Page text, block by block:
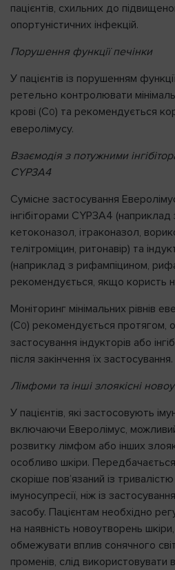
пацієнтів, схильних до
опортуністичних інфекцій.
Порушення функції печінки
У пацієнтів із порушенням
ретельно контролювати
крові (C0) та рекомендується
еверолімусу.
Взаємодія з потужними
CYP3A4
Сумісне застосування
інгібіторами CYP3A4
кетоконазол, ітраконазол,
телітроміцин, ритонавір) та
(наприклад з рифампіцином,
рекомендується, якщо користь
Моніторинг мінімальних рівнів
(С0) рекомендується протягом,
застосування індукторів або
після закінчення їх застосування.
Лімфоми та інші злоякісні
У пацієнтів, які застосовують
включаючи Еверолімус,
розвитку лімфом або інших
особливо шкіри.
скоріше пов’язаний із
імуносупресії, ніж із
засобу. Пацієнтам необхідно
на наявність новоутворень
обмежувати вплив сонячного
променів, слід використовувати